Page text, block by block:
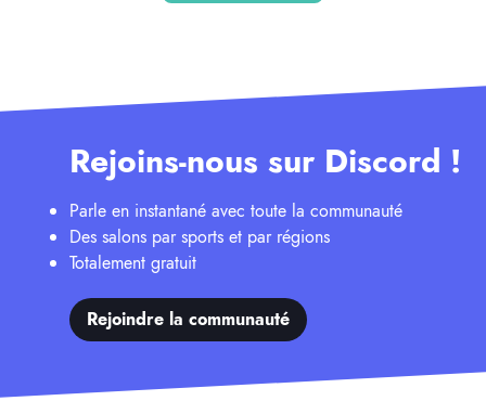
Rejoins-nous sur Discord !
Parle en instantané avec toute la communauté
Des salons par sports et par régions
Totalement gratuit
Rejoindre la communauté